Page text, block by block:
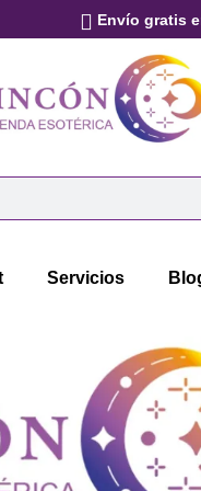
Envío gratis
Servicios